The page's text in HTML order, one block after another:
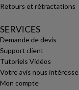
Retours et rétractations
SERVICES
Demande de devis
Support client
Tutoriels Vidéos
Votre avis nous intéresse
Mon compte